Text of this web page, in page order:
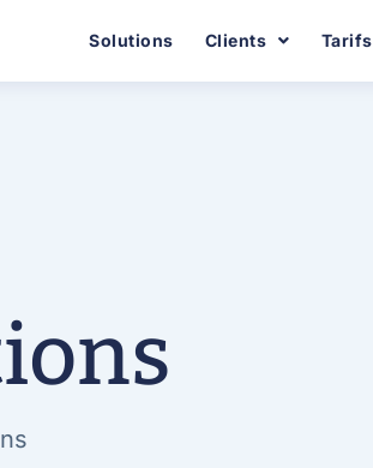
Solutions Clients Tarifs